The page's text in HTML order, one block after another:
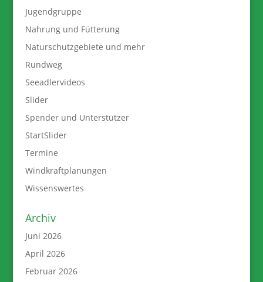
Jugendgruppe
Nahrung und Fütterung
Naturschutzgebiete und mehr
Rundweg
Seeadlervideos
Slider
Spender und Unterstützer
StartSlider
Termine
Windkraftplanungen
Wissenswertes
Archiv
Juni 2026
April 2026
Februar 2026